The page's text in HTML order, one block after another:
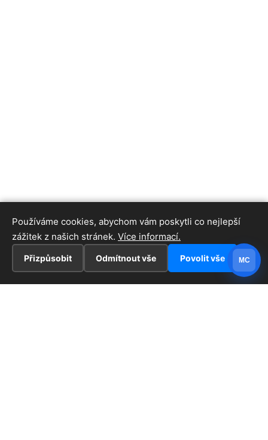
Používáme cookies, abychom vám poskytli co nejlepší
zážitek z našich stránek. Více informací.
Přizpůsobit Odmítnout vše Povolit vše MC